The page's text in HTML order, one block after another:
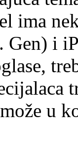
ima
Gen) i
u